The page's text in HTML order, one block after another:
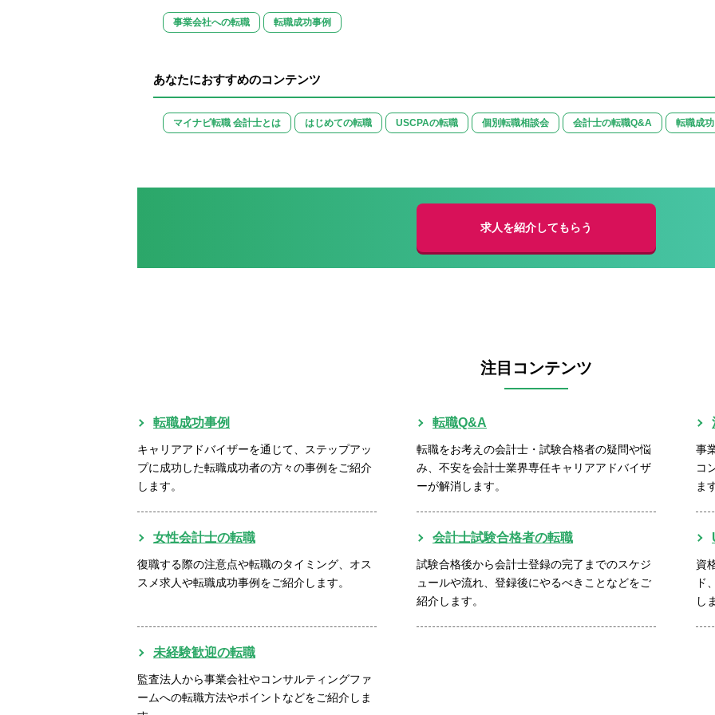
事業会社への転職 転職成功事例
あなたにおすすめのコンテンツ
マイナビ転職 会計士とは はじめての転職 USCPAの転職 個別転職相談会 会計士の転職Q&A 転職成
求人を紹介してもらう
注目コンテンツ
転職成功事例
キャリアアドバイザーを通じて、ステップアッ
プに成功した転職成功者の方々の事例をご紹介
します。
転職Q&A
転職をお考えの会計士・試験合格者の疑問や悩
み、不安を会計士業界専任キャリアアドバイザ
ーが解消します。
事
コ
ま
女性会計士の転職
復職する際の注意点や転職のタイミング、オス
スメ求人や転職成功事例をご紹介します。
会計士試験合格者の転職
試験合格後から会計士登録の完了までのスケジ
ュールや流れ、登録後にやるべきことなどをご
紹介します。
資
ド
し
未経験歓迎の転職
監査法人から事業会社やコンサルティングファ
ームへの転職方法やポイントなどをご紹介しま